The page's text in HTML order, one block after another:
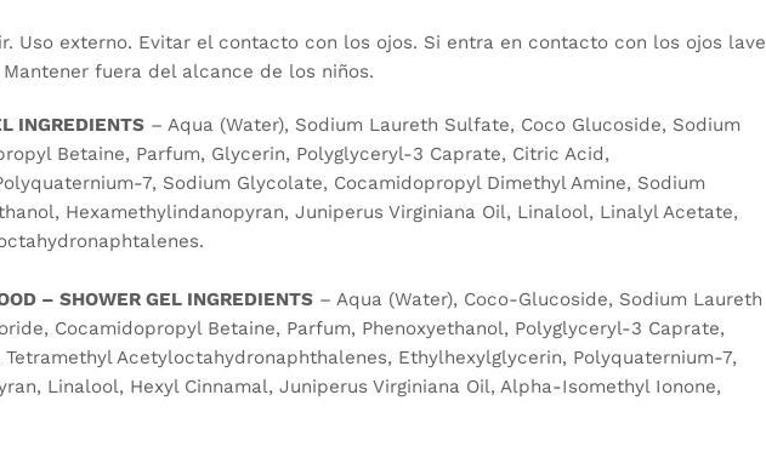
Uso externo. Evitar el contacto con los ojos. Si entra en contacto con los ojos lave
fuera del alcance de los niños.
INGREDIENTS– Aqua (Water), Sodium Laureth Sulfate, Coco Glucoside, Sodium
Betaine, Parfum, Glycerin, Polyglyceryl-3 Caprate, Citric Acid,
7, Sodium Glycolate, Cocamidopropyl Dimethyl Amine, Sodium
Hexamethylindanopyran, Juniperus Virginiana Oil, Linalool, Linalyl Acetate,
– SHOWER GEL INGREDIENTS– Aqua (Water), Coco-Glucoside, Sodium Laureth
Cocamidopropyl Betaine, Parfum, Phenoxyethanol, Polyglyceryl-3 Caprate,
Acetyloctahydronaphthalenes, Ethylhexylglycerin, Polyquaternium-7,
Linalool, Hexyl Cinnamal, Juniperus Virginiana Oil, Alpha-Isomethyl Ionone,